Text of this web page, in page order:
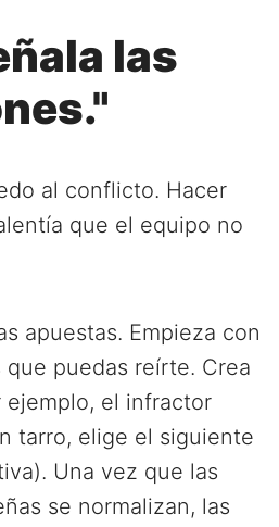
las
al conflicto. Hacer
que el equipo no
apuestas. Empieza con
puedas reírte. Crea
el infractor
tarro, elige el siguiente
Una vez que las
se normalizan, las